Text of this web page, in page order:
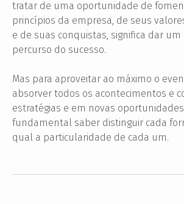
tratar de uma oportunidade de
princípios da empresa, de seus
e de suas conquistas, significa dar
percurso do sucesso.
Mas para aproveitar ao máximo o
absorver todos os acontecimentos e
estratégias e em novas
fundamental saber distinguir cada
qual a particularidade de cada um.